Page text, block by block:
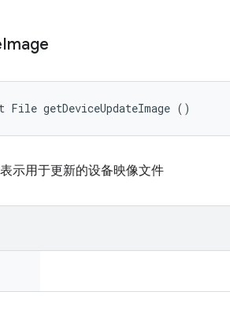
Image
File getDeviceUpdateImage ()
示用于更新的设备映像文件